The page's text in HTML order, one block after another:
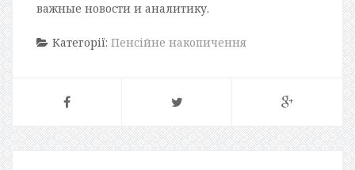
важные новости и аналитику.
Категорії: Пенсійне накопичення